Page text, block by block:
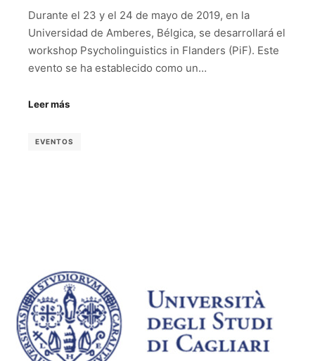
Durante el 23 y el 24 de mayo de 2019, en la
Universidad de Amberes, Bélgica, se desarrollará el
workshop Psycholinguistics in Flanders (PiF). Este
evento se ha establecido como un…
Leer más
EVENTOS